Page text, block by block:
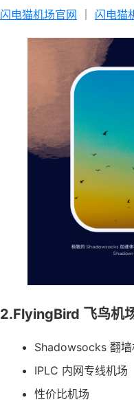
闪电猫机场官网 闪电猫
2.FlyingBird 飞鸟机
Shadowsocks 翻墙
IPLC 内网专线机场
性价比机场